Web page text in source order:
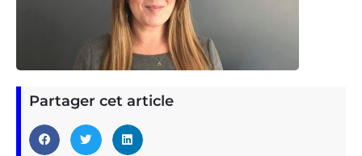
Partager cet article